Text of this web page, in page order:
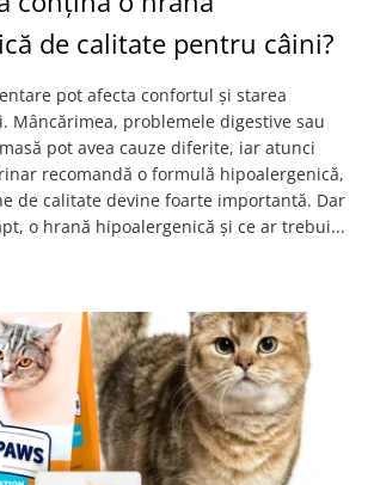
de calitate pentru câini?
pot afecta confortul și starea
Mâncărimea, problemele digestive sau
pot avea cauze diferite, iar atunci
recomandă o formulă hipoalergenică,
de calitate devine foarte importantă. Dar
o hrană hipoalergenică și ce ar trebui...